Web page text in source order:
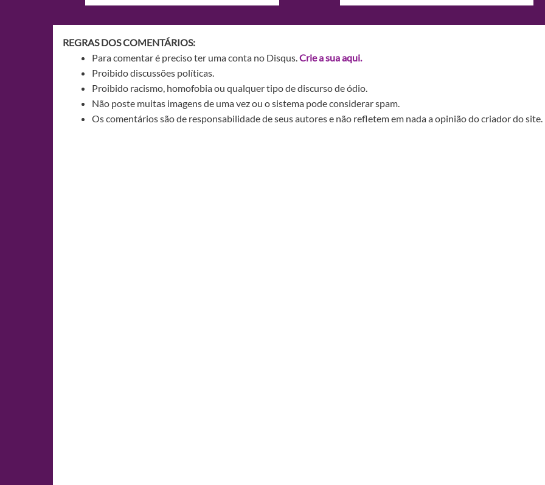
REGRAS DOS COMENTÁRIOS:
Para comentar é preciso ter uma conta no Disqus.Crie a sua aqui.
Proibido discussões políticas.
Proibido racismo, homofobia ou qualquer tipo de discurso de ódio.
Não poste muitas imagens de uma vez ou o sistema pode considerar spam.
Os comentários são de responsabilidade de seus autores e não refletem em nada a opinião do criador do site.